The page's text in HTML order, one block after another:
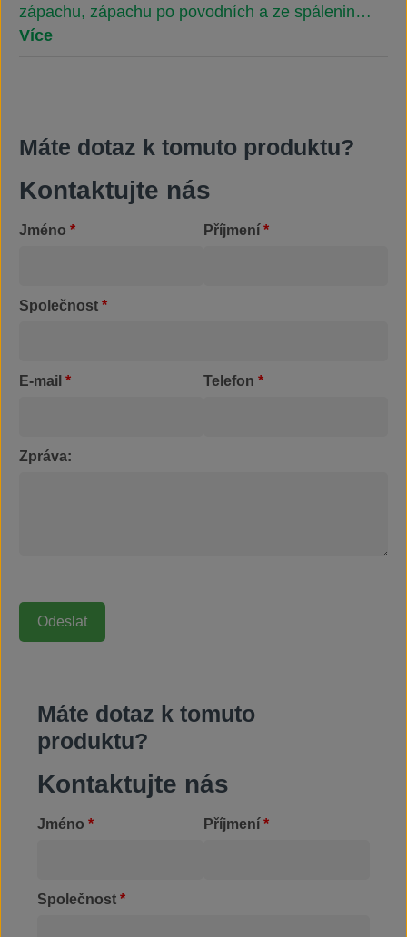
zápachu, zápachu po povodních a ze spálenin…
Více
Máte dotaz k tomuto produktu?
Kontaktujte nás
Jméno * Příjmení *
Společnost *
E-mail * Telefon *
Zpráva:
Máte dotaz k tomuto
produktu?
Kontaktujte nás
Jméno * Příjmení *
Společnost *